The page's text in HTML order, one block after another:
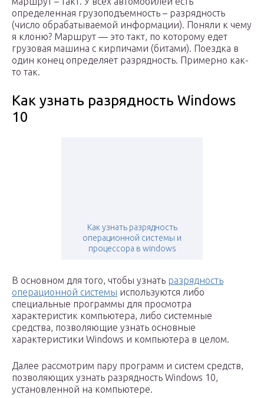
определенная грузоподъемность – разрядность
(число обрабатываемой информации). Поняли к чему
я клоню? Маршрут — это такт, по которому едет
грузовая машина с кирпичами (битами). Поездка в
один конец определяет разрядность. Примерно как-
то так.
Как узнать разрядность Windows
10
Как узнать разрядность
операционной системы и
процессора в windows
В основном для того, чтобы узнать разрядность
операционной системы используются либо
специальные программы для просмотра
характеристик компьютера, либо системные
средства, позволяющие узнать основные
характеристики Windows и компьютера в целом.
Далее рассмотрим пару программ и систем средств,
позволяющих узнать разрядность Windows 10,
установленной на компьютере.